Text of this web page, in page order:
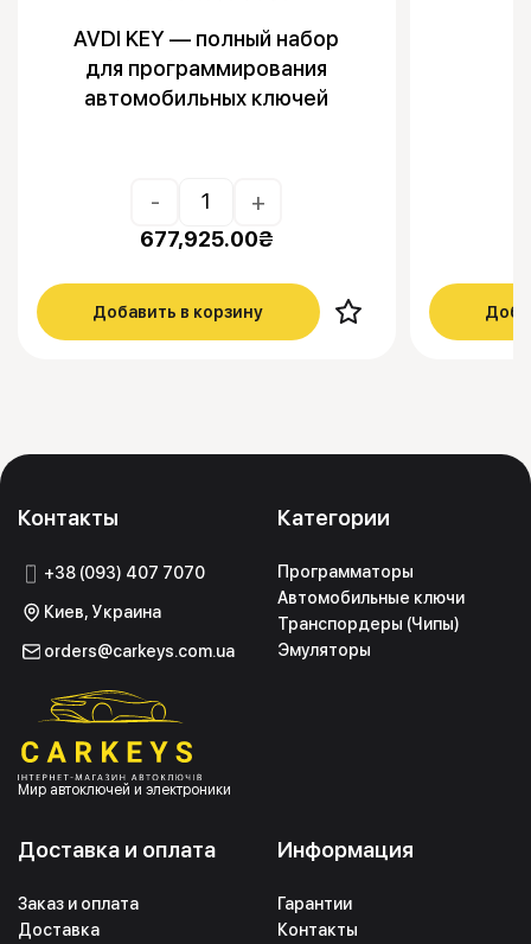
AVDI KEY — полный набор
для программирования
автомобильных ключей
- +
677,925.00₴
Добавить в корзину
Контакты
+38 (093) 407 7070
Киев, Украина
orders@carkeys.com.ua
Мир автоключей и электроники
Категории
Программаторы
Автомобильные ключи
Транспордеры (Чипы)
Эмуляторы
Информация
Гарантии
Контакты
Доставка и оплата
Заказ и оплата
Доставка